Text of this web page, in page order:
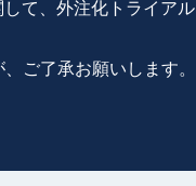
て、外注化トライアル
ご了承お願いします。